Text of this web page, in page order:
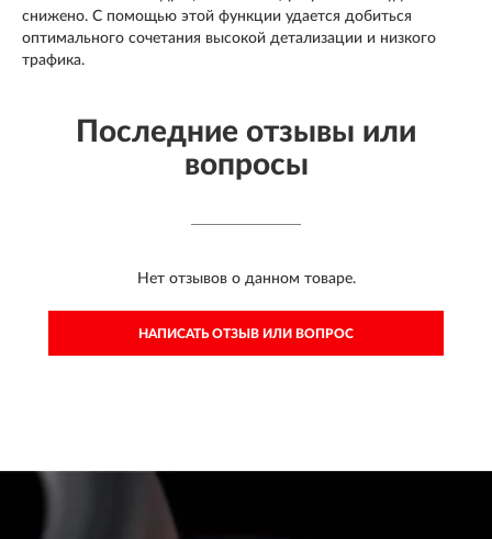
снижено. С помощью этой функции удается добиться
оптимального сочетания высокой детализации и низкого
трафика.
Последние отзывы или
вопросы
Нет отзывов о данном товаре.
НАПИСАТЬ ОТЗЫВ ИЛИ ВОПРОС